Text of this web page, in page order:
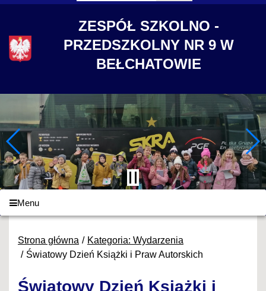
ZESPÓŁ SZKOLNO -
PRZEDSZKOLNY NR 9 W
BEŁCHATOWIE
Menu
Strona główna
Kategoria: Wydarzenia
Światowy Dzień Książki i Praw Autorskich
Światowy Dzień Książki i